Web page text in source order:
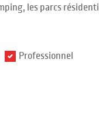
les parcs
Professionnel